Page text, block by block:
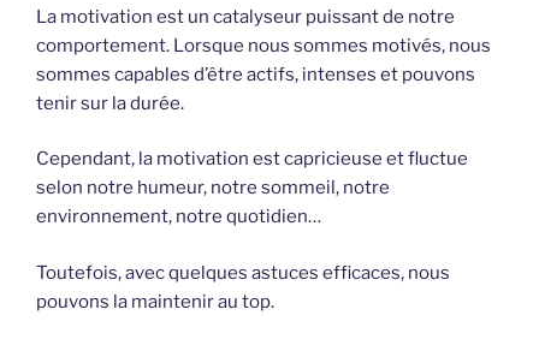
La motivation est un catalyseur puissant de notre
comportement. Lorsque nous sommes motivés, nous
sommes capables d’être actifs, intenses et pouvons
tenir sur la durée.
Cependant, la motivation est capricieuse et fluctue
selon notre humeur, notre sommeil, notre
environnement, notre quotidien…
Toutefois, avec quelques astuces efficaces, nous
pouvons la maintenir au top.